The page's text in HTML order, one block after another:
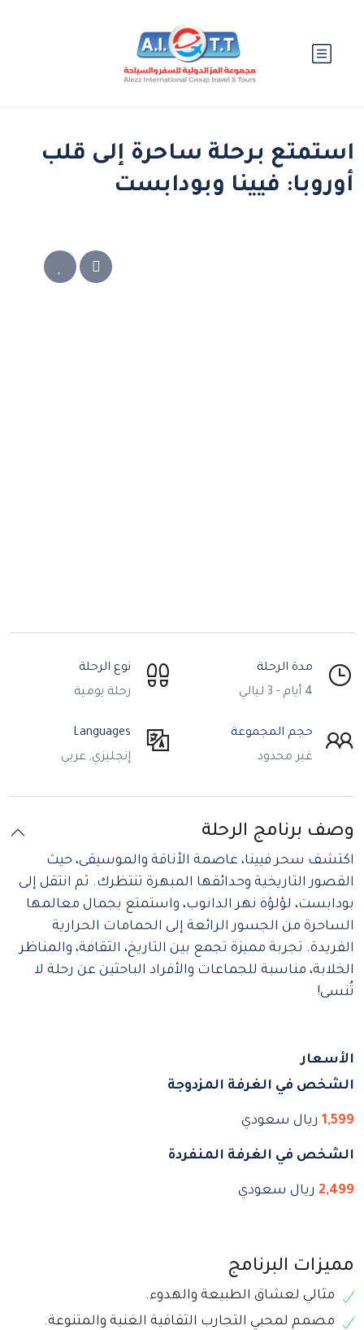
استمتع برحلة ساحرة إلى قلب
أوروبا: فيينا وبودابست
مدة الرحلة
4 أيام - 3 ليالي
نوع الرحلة
رحلة يومية
حجم المجموعة
غير محدود
Languages
إنجليزي, عربي
وصف برنامج الرحلة
اكتشف سحر فيينا، عاصمة الأناقة والموسيقى، حيث
القصور التاريخية وحدائقها المبهرة تنتظرك. ثم انتقل إلى
بودابست، لؤلؤة نهر الدانوب، واستمتع بجمال معالمها
الساحرة من الجسور الرائعة إلى الحمامات الحرارية
الفريدة. تجربة مميزة تجمع بين التاريخ، الثقافة، والمناظر
الخلابة، مناسبة للجماعات والأفراد الباحثين عن رحلة لا
تُنسى!
الأسعار
الشخص في الغرفة المزدوجة
1,599 ريال سعودي
الشخص في الغرفة المنفردة
2,499 ريال سعودي
مميزات البرنامج
مثالي لعشاق الطبيعة والهدوء.
مصمم لمحبي التجارب الثقافية الغنية والمتنوعة.